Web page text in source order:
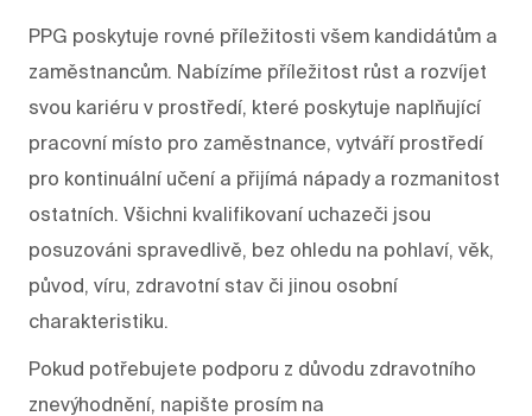
PPG poskytuje rovné příležitosti všem kandidátům a
zaměstnancům. Nabízíme příležitost růst a rozvíjet
svou kariéru v prostředí, které poskytuje naplňující
pracovní místo pro zaměstnance, vytváří prostředí
pro kontinuální učení a přijímá nápady a rozmanitost
ostatních. Všichni kvalifikovaní uchazeči jsou
posuzováni spravedlivě, bez ohledu na pohlaví, věk,
původ, víru, zdravotní stav či jinou osobní
charakteristiku.
Pokud potřebujete podporu z důvodu zdravotního
znevýhodnění, napište prosím na